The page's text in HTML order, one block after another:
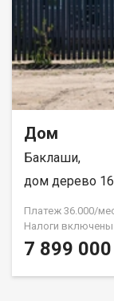
в г.Иркутск.
объездную
оформлении
юридическое
сертификатом,
формами
Дом
Баклаши,
дом дерево
Платеж 36.000/
Налоги
застройщик!
наличный расчет
7 899